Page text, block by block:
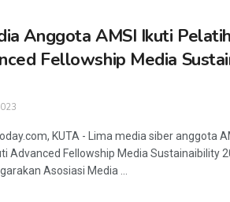
Anggota AMSI Ikuti
Fellowship Media
KUTA - Lima media siber anggota
Advanced Fellowship Media Sustainaibility
Asosiasi Media ...